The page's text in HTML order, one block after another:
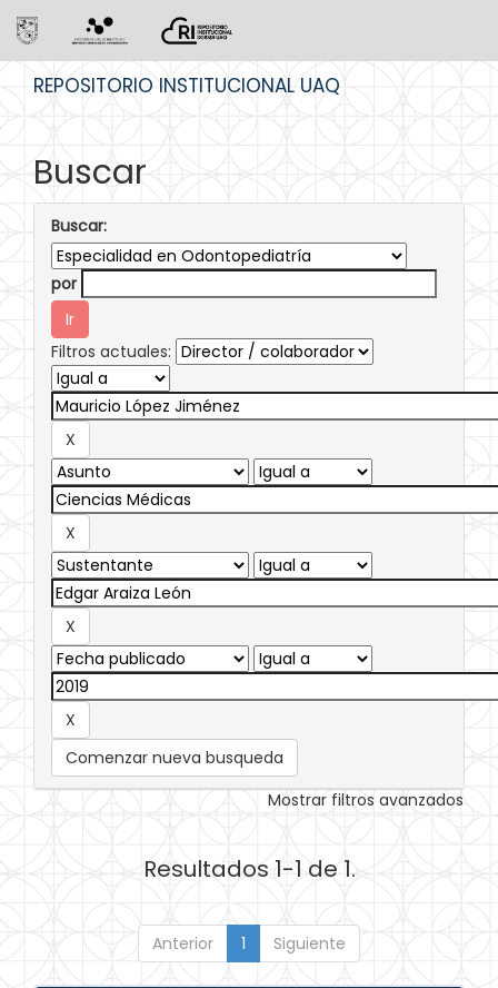
REPOSITORIO INSTITUCIONAL UAQ
Buscar
Buscar:
por
Filtros actuales:
Comenzar nueva busqueda
Mostrar filtros avanzados
Resultados 1-1 de 1.
Anterior 1 Siguiente